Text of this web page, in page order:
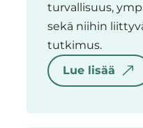
turvallisuus,
sekä niihin
tutkimus.
Lue lisää